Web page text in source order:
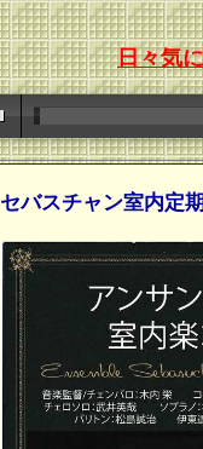
日々気
セバスチャン室内定